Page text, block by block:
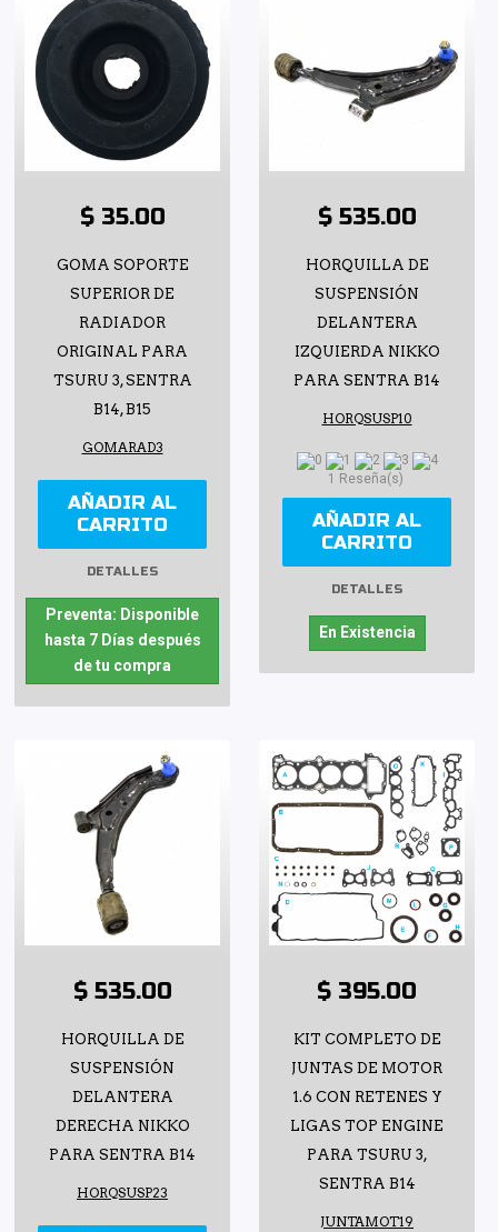
$ 35.00
GOMA SOPORTE
SUPERIOR DE
RADIADOR
ORIGINAL PARA
TSURU 3, SENTRA
B14, B15
GOMARAD3
AÑADIR AL
CARRITO
DETALLES
Preventa: Disponible
hasta 7 Días después
de tu compra
$ 535.00
HORQUILLA DE
SUSPENSIÓN
DELANTERA
IZQUIERDA NIKKO
PARA SENTRA B14
HORQSUSP10
1 Reseña(s)
AÑADIR AL
CARRITO
DETALLES
En Existencia
$ 535.00
HORQUILLA DE
SUSPENSIÓN
DELANTERA
DERECHA NIKKO
PARA SENTRA B14
HORQSUSP23
$ 395.00
KIT COMPLETO DE
JUNTAS DE MOTOR
1.6 CON RETENES Y
LIGAS TOP ENGINE
PARA TSURU 3,
SENTRA B14
JUNTAMOT19